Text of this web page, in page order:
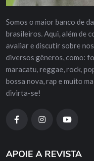
Somos o maior banco de
brasileiros. Aqui, além de
avaliar e discutir sobre
diversos gêneros, como:
maracatu, reggae, rock,
bossa nova, rap e muito
divirta-se!
APOIE A REVISTA